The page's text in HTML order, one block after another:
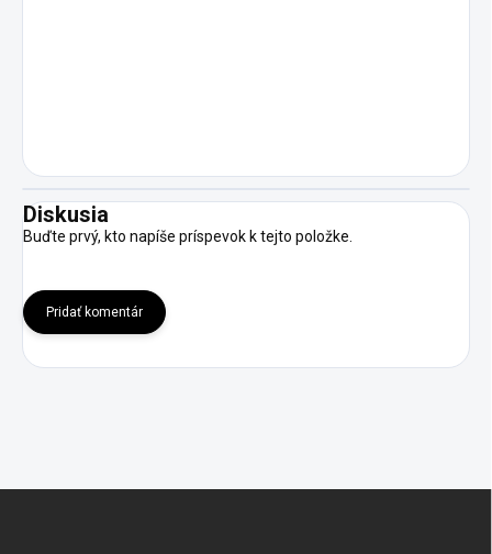
Diskusia
Buďte prvý, kto napíše príspevok k tejto položke.
Pridať komentár